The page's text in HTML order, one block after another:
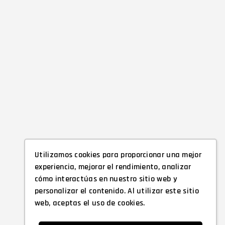
Utilizamos cookies para proporcionar una mejor
experiencia, mejorar el rendimiento, analizar
cómo interactúas en nuestro sitio web y
personalizar el contenido. Al utilizar este sitio
web, aceptas el uso de cookies.